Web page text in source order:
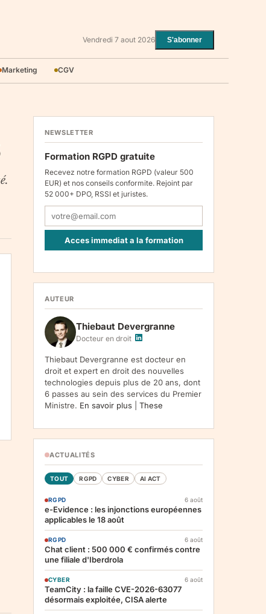
Vendredi 7 aout 2026 S'abonner
Marketing CGV
NEWSLETTER
Formation RGPD gratuite
Recevez notre formation RGPD (valeur 500
EUR) et nos conseils conformite. Rejoint par
52 000+ DPO, RSSI et juristes.
Acces immediat a la formation
1107, Vilnius, LT-05120, Lituanie. Finalite :
inscription a la newsletter et reception de nos
(art. 6.1.a RGPD). Destinataires : le
responsable du traitement, AWS
(hebergement), Amazon SES (envoi des
emails). Conservation : jusqu'a desinscription.
Droits : acces, rectification, effacement,
limitation, opposition, portabilite -- exercez
vos droits via notre . Reclamation :.
AUTEUR
Thiebaut Devergranne
Docteur en droit
Thiebaut Devergranne est docteur en
droit et expert en droit des nouvelles
technologies depuis plus de 20 ans, dont
6 passes au sein des services du Premier
Ministre. En savoir plus These
ACTUALITÉS
TOUT RGPD CYBER AI ACT
RGPD 6 août
e-Evidence : les injonctions européennes
applicables le 18 août
RGPD 6 août
Chat client : 500 000 € confirmés contre
une filiale d'Iberdrola
CYBER 6 août
TeamCity : la faille CVE-2026-63077
désormais exploitée, CISA alerte